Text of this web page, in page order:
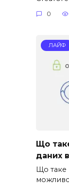
0
ЛАЙФ
Що
даних
Що таке